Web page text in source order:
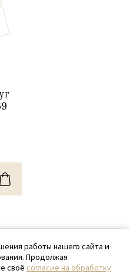
SamPack
97-87
работы нашего сайта и
Продолжая
своё согласие на обработку